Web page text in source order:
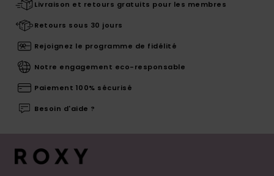
Livraison et retours gratuits pour les membres
Retours sous 30 jours
Rejoignez le programme de fidélité
Notre engagement eco-responsable
Paiement 100% sécurisé
Besoin d'aide ?